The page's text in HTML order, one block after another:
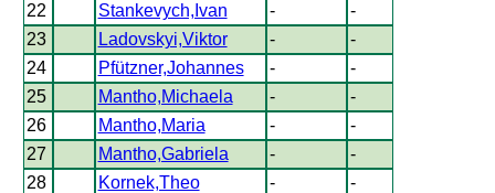
22
Stankevych,Ivan -
-
23
Ladovskyi,Viktor -
-
24
Pfützner,Johannes -
-
25
Mantho,Michaela -
-
26
Mantho,Maria -
-
27
Mantho,Gabriela -
-
28
Kornek,Theo -
-